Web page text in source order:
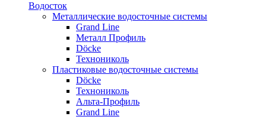
Водосток
Металлические водосточные системы
Grand Line
Металл Профиль
Döсkе
Технониколь
Пластиковые водосточные системы
Döcke
Технониколь
Альта-Профиль
Grand Line